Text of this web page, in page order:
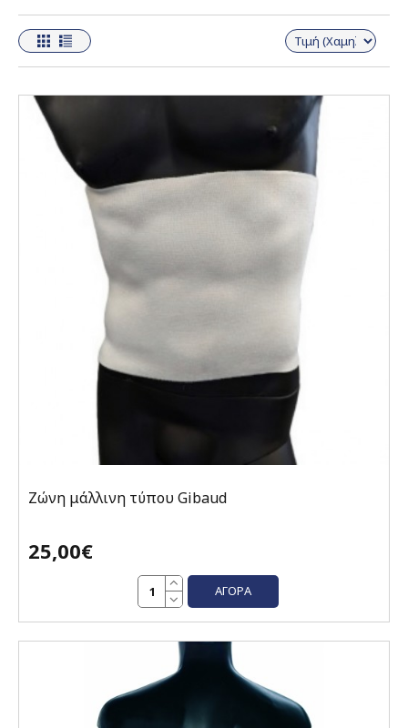
Ζώνη μάλλινη τύπου Gibaud
25,00€
ΑΓΟΡΆ